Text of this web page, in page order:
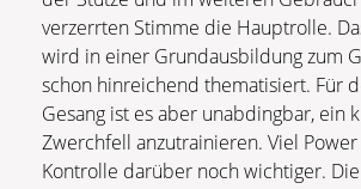
verzerrten Stimme die Hauptrolle.
wird in einer Grundausbildung zum
schon hinreichend thematisiert. Für
Gesang ist es aber unabdingbar, ein
Zwerchfell anzutrainieren. Viel
Kontrolle darüber noch wichtiger.